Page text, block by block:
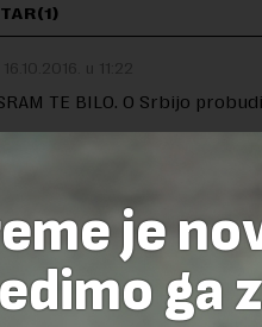
16.10.2016. u 11:22
TE BILO. O Srbijo
ODGOVOR je
ga